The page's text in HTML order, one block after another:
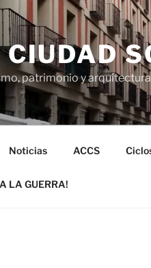
CIUDAD
patrimonio y
Noticias ACCS
LA GUERRA!